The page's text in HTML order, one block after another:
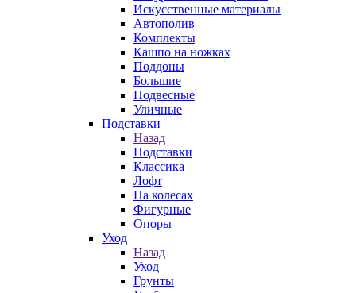
Искусственные материалы
Автополив
Комплекты
Кашпо на ножках
Поддоны
Большие
Подвесные
Уличные
Подставки
Назад
Подставки
Классика
Лофт
На колесах
Фигурные
Опоры
Уход
Назад
Уход
Грунты